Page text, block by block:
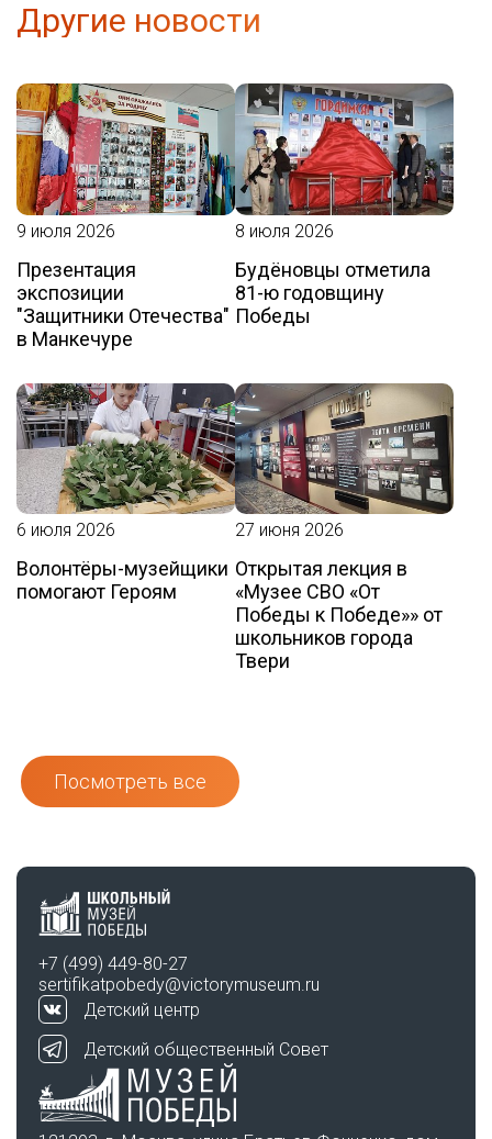
Другие новости
9 июля 2026
Презентация
экспозиции
"Защитники Отечества"
в Манкечуре
8 июля 2026
Будёновцы отметила
81-ю годовщину
Победы
6 июля 2026
Волонтёры-музейщики
помогают Героям
27 июня 2026
Открытая лекция в
«Музее СВО «От
Победы к Победе»» от
школьников города
Твери
Посмотреть все
+7 (499) 449-80-27
sertifikatpobedy@victorymuseum.ru
Детский центр
Детский общественный Совет